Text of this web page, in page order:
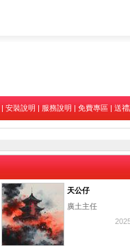
| 安裝說明 | 服務說明 | 免費專區 | 送
天公仔
廣土主任